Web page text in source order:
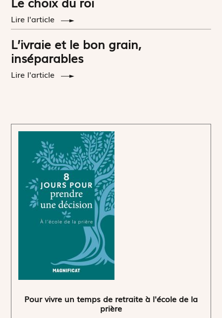
Lire l'article
L’ivraie et le bon grain,
inséparables
Lire l'article
Pour vivre un temps de retraite à l'école de la
prière